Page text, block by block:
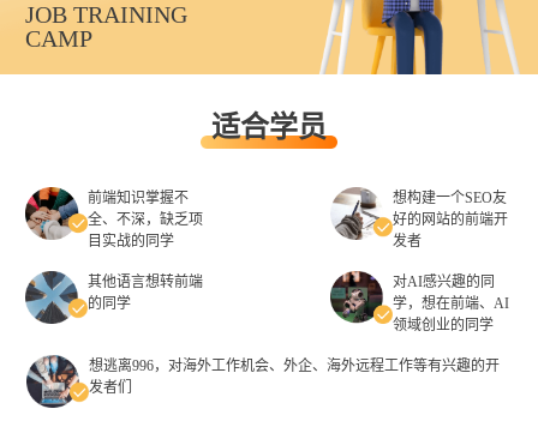
JOB TRAINING
CAMP
适合学员
前端知识掌握不
全、不深，缺乏项
⽬实战的同学
想构建⼀个SEO友
好的⽹站的前端开
发者
其他语⾔想转前端
的同学
对AI感兴趣的同
学，想在前端、AI
领域创业的同学
想逃离996，对海外⼯作机会、外企、海外远程⼯作等有兴趣的开
发者们